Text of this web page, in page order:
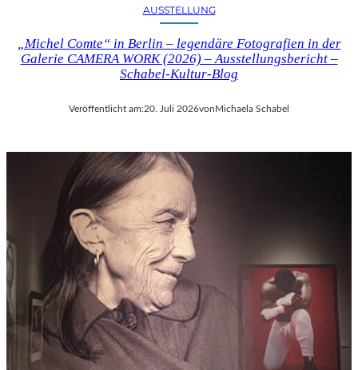
AUSSTELLUNG
„Michel Comte“ in Berlin – legendäre Fotografien in der
Galerie CAMERA WORK (2026) – Ausstellungsbericht –
Schabel-Kultur-Blog
Veröffentlicht am:20. Juli 2026vonMichaela Schabel